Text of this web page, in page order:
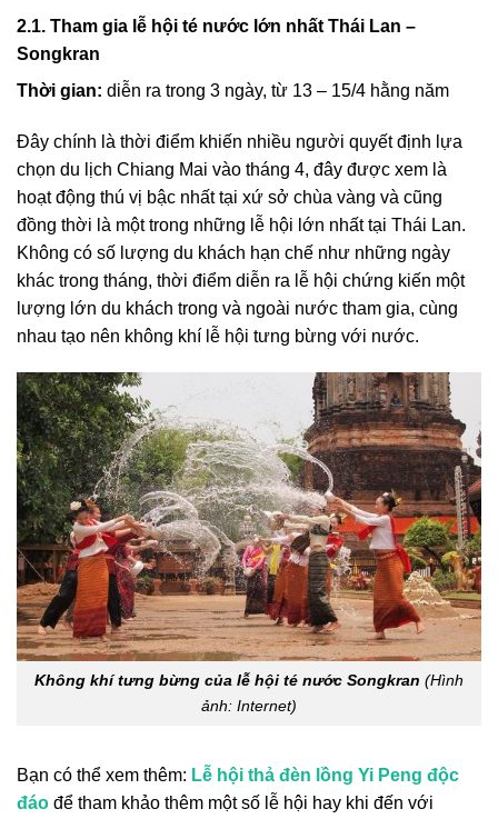
2.1. Tham gia lễ hội té nước lớn nhất Thái Lan –
Songkran
Thời gian: diễn ra trong 3 ngày, từ 13 – 15/4 hằng năm
Đây chính là thời điểm khiến nhiều người quyết định lựa
chọn du lịch Chiang Mai vào tháng 4, đây được xem là
hoạt động thú vị bậc nhất tại xứ sở chùa vàng và cũng
đồng thời là một trong những lễ hội lớn nhất tại Thái Lan.
Không có số lượng du khách hạn chế như những ngày
khác trong tháng, thời điểm diễn ra lễ hội chứng kiến một
lượng lớn du khách trong và ngoài nước tham gia, cùng
nhau tạo nên không khí lễ hội tưng bừng với nước.
Không khí tưng bừng của lễ hội té nước Songkran (Hình
ảnh: Internet)
Bạn có thể xem thêm: Lễ hội thả đèn lồng Yi Peng độc
đáo để tham khảo thêm một số lễ hội hay khi đến với